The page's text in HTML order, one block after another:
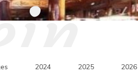
2024 2025 2026